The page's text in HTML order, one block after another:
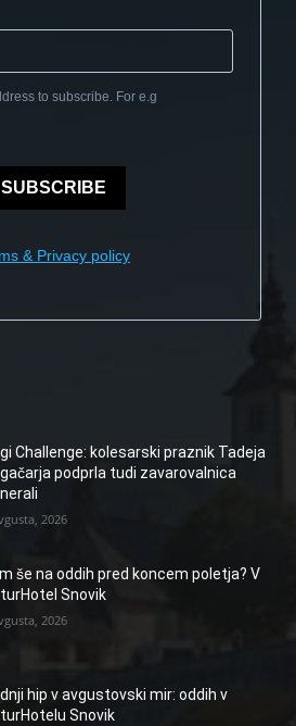
to subscribe. For e.g
SUBSCRIBE
& Privacy policy
Challenge: kolesarski praznik Tadeja
podprla tudi zavarovalnica
2026
še na oddih pred koncem poletja? V
Snovik
2026
hip v avgustovski mir: oddih v
Snovik